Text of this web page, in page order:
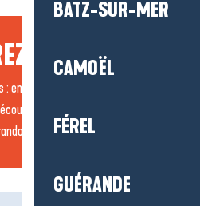
BATZ-SUR-MER
CAMOËL
FÉREL
GUÉRANDE
VOUS...
en famille, pour les sportifs, ou
tous les itinéraires pour
qui vous correspond.